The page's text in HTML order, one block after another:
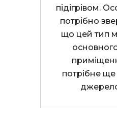
підігрівом.
потрібно
що цей тип
основного
потрібне